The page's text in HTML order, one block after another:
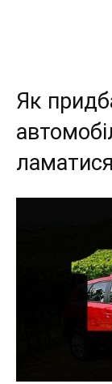
Як